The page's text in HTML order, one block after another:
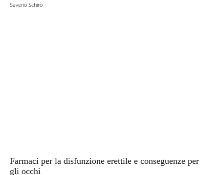
Saverio Schirò
Farmaci per la disfunzione erettile e conseguenze per
gli occhi